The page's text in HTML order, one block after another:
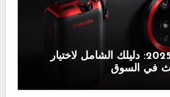
أفضل هواتف 2025: دليلك الشامل لاختيار
في السوق